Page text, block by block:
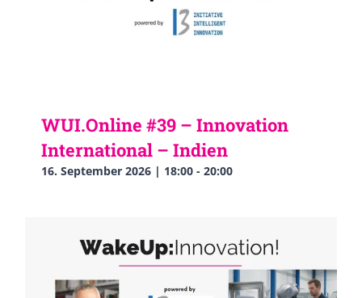
WUI.Online #39 – Innovation
International – Indien
16. September 2026 | 18:00 - 20:00